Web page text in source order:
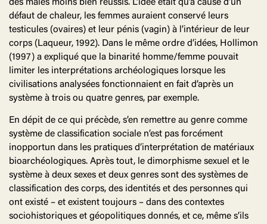
des mâles moins bien réussis. L’idée était qu’à cause d’un
défaut de chaleur, les femmes auraient conservé leurs
testicules (ovaires) et leur pénis (vagin) à l’intérieur de leur
corps (Laqueur, 1992). Dans le même ordre d’idées, Hollimon
(1997) a expliqué que la binarité homme/femme pouvait
limiter les interprétations archéologiques lorsque les
civilisations analysées fonctionnaient en fait d’après un
système à trois ou quatre genres, par exemple.
En dépit de ce qui précède, s’en remettre au genre comme
système de classification sociale n’est pas forcément
inopportun dans les pratiques d’interprétation de matériaux
bioarchéologiques. Après tout, le dimorphisme sexuel et le
système à deux sexes et deux genres sont des systèmes de
classification des corps, des identités et des personnes qui
ont existé – et existent toujours – dans des contextes
sociohistoriques et géopolitiques donnés, et ce, même s’ils